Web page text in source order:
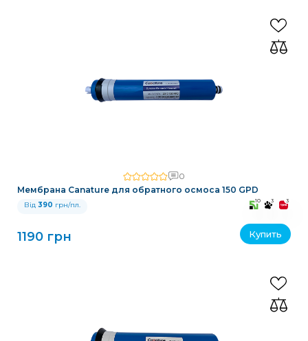
0
Мембрана Canature для обратного осмоса 150 GPD
Від 390 грн/пл. 10 3 3
1190 грн Купить